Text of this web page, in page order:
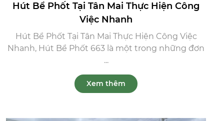
Hút Bể Phốt Tại Tân Mai Thực Hiện Công
Việc Nhanh
Hút Bể Phốt Tại Tân Mai Thực Hiện Công Việc
Nhanh, Hút Bể Phốt 663 là một trong những đơn
...
Xem thêm